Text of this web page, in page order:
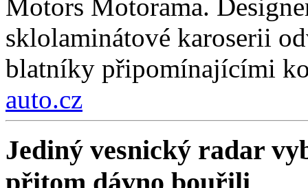
Motors Motorama.
sklolaminátové karoserii
blatníky připomínajícími
auto.cz
Jediný vesnický radar